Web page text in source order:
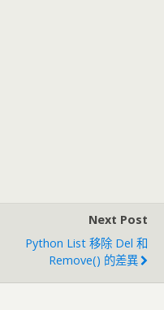
Next Post
Python List 移除 Del 和
Remove() 的差異